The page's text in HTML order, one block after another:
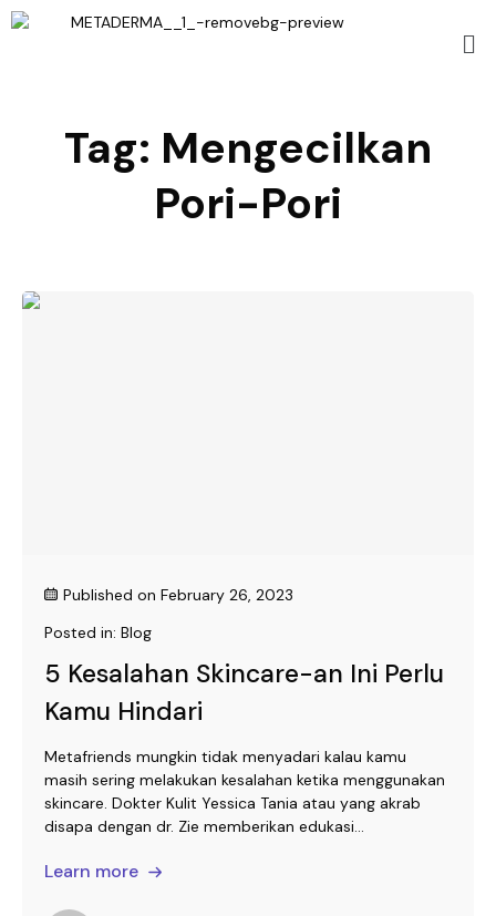
Tag: Mengecilkan
Pori-Pori
Published on February 26, 2023
Posted in: Blog
5 Kesalahan Skincare-an Ini Perlu
Kamu Hindari
Metafriends mungkin tidak menyadari kalau kamu
masih sering melakukan kesalahan ketika menggunakan
skincare. Dokter Kulit Yessica Tania atau yang akrab
disapa dengan dr. Zie memberikan edukasi...
Learn more